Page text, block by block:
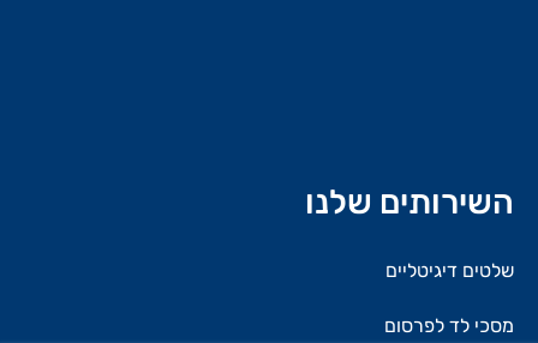
השירותים שלנו
שלטים דיגיטליים
מסכי לד לפרסום